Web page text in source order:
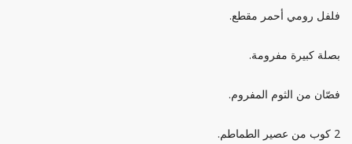
فلفل رومي أحمر مقطع.
بصلة كبيرة مفرومة.
فصّان من الثوم المفروم.
2 كوب من عصير الطماطم.